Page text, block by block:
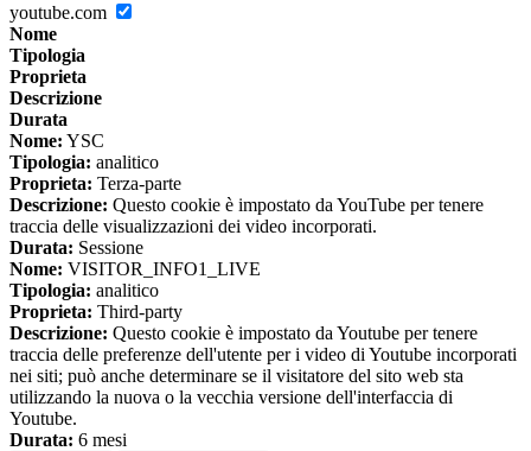
youtube.com
Nome
Tipologia
Proprieta
Descrizione
Durata
Nome: YSC
Tipologia: analitico
Proprieta: Terza-parte
Descrizione: Questo cookie è impostato da YouTube per tenere
traccia delle visualizzazioni dei video incorporati.
Durata: Sessione
Nome: VISITOR_INFO1_LIVE
Tipologia: analitico
Proprieta: Third-party
Descrizione: Questo cookie è impostato da Youtube per tenere
traccia delle preferenze dell'utente per i video di Youtube incorporati
nei siti; può anche determinare se il visitatore del sito web sta
utilizzando la nuova o la vecchia versione dell'interfaccia di
Youtube.
Durata: 6 mesi